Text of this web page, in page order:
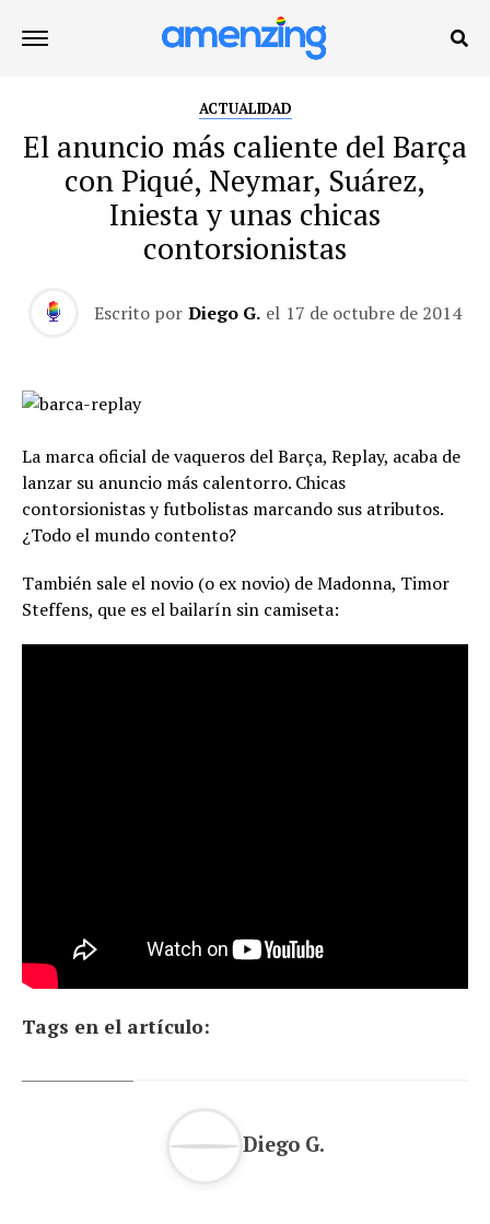
ACTUALIDAD
El anuncio más caliente del Barça
con Piqué, Neymar, Suárez,
Iniesta y unas chicas
contorsionistas
Escrito por Diego G. el 17 de octubre de 2014
La marca oficial de vaqueros del Barça, Replay, acaba de
lanzar su anuncio más calentorro. Chicas
contorsionistas y futbolistas marcando sus atributos.
¿Todo el mundo contento?
También sale el novio (o ex novio) de Madonna, Timor
Steffens, que es el bailarín sin camiseta:
Tags en el artículo:
Diego G.